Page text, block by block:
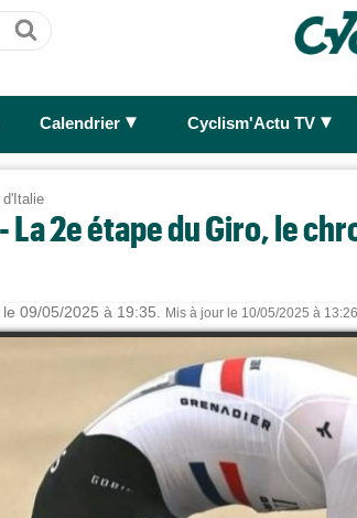
Ok
Calendrier ► Cyclism'Actu TV ►
d'Italie
La 2e étape du Giro, le
le 09/05/2025 à 19:35. Mis à jour le 10/05/2025 à